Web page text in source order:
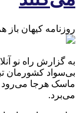
روزنامه کیهان باز
به گزارش راه نو
بی‌سواد کشورمان
ماسک هرجا
می‌برد.